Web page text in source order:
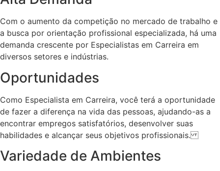
Com o aumento da competição no mercado de trabalho e
a busca por orientação profissional especializada, há uma
demanda crescente por Especialistas em Carreira em
diversos setores e indústrias.
Oportunidades
Como Especialista em Carreira, você terá a oportunidade
de fazer a diferença na vida das pessoas, ajudando-as a
encontrar empregos satisfatórios, desenvolver suas
habilidades e alcançar seus objetivos profissionais.
Variedade de Ambientes